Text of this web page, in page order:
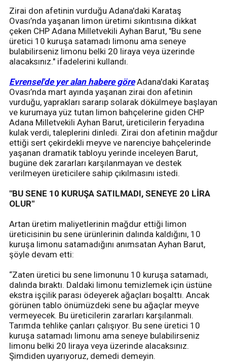
Zirai don afetinin vurduğu Adana'daki Karataş
Ovası’nda yaşanan limon üretimi sıkıntısına dikkat
çeken CHP Adana Milletvekili Ayhan Barut, "Bu sene
üretici 10 kuruşa satamadı limonu ama seneye
bulabilirseniz limonu belki 20 liraya veya üzerinde
alacaksınız." ifadelerini kullandı.
Evrensel'de yer alan habere göreAdana'daki Karataş
Ovası’nda mart ayında yaşanan zirai don afetinin
vurduğu, yaprakları sararıp solarak dökülmeye başlayan
ve kurumaya yüz tutan limon bahçelerine giden CHP
Adana Milletvekili Ayhan Barut, üreticilerin feryadına
kulak verdi, taleplerini dinledi. Zirai don afetinin mağdur
ettiği sert çekirdekli meyve ve narenciye bahçelerinde
yaşanan dramatik tabloyu yerinde inceleyen Barut,
bugüne dek zararları karşılanmayan ve destek
verilmeyen üreticilere sahip çıkılmasını istedi.
"BU SENE 10 KURUŞA SATILMADI, SENEYE 20 LİRA
OLUR"
Artan üretim maliyetlerinin mağdur ettiği limon
üreticisinin bu sene ürünlerinin dalında kaldığını, 10
kuruşa limonu satamadığını anımsatan Ayhan Barut,
şöyle devam etti:
“Zaten üretici bu sene limonunu 10 kuruşa satamadı,
dalında bıraktı. Daldaki limonu temizlemek için üstüne
ekstra işçilik parası ödeyerek ağaçları boşalttı. Ancak
görünen tablo önümüzdeki sene bu ağaçlar meyve
vermeyecek. Bu üreticilerin zararları karşılanmalı.
Tarımda tehlike çanları çalışıyor. Bu sene üretici 10
kuruşa satamadı limonu ama seneye bulabilirseniz
limonu belki 20 liraya veya üzerinde alacaksınız.
Şimdiden uyarıyoruz, demedi demeyin.